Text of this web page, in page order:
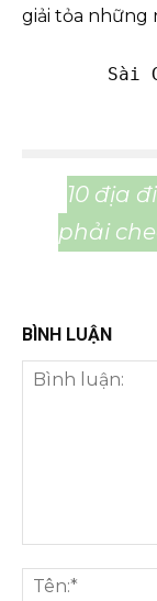
giải tỏa những
Sài
10 địa
phải
BÌNH LUẬN
luận: